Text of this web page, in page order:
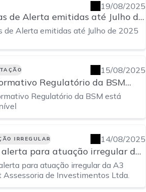
19/08/2025
de Alerta emitidas até Julho de
de Alerta emitidas até Julho de 2025
15/08/2025
Regulatório da BSM
Regulatório da BSM está
IRREGULAR 14/08/2025
alerta para atuação irregular da
Assessoria de Investimentos
para atuação irregular da A3
Assessoria de Investimentos Ltda.